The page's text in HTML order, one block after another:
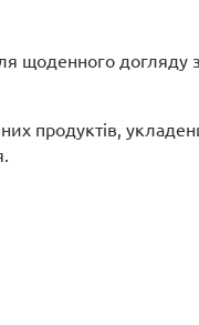
щоденного догляду
продуктів,